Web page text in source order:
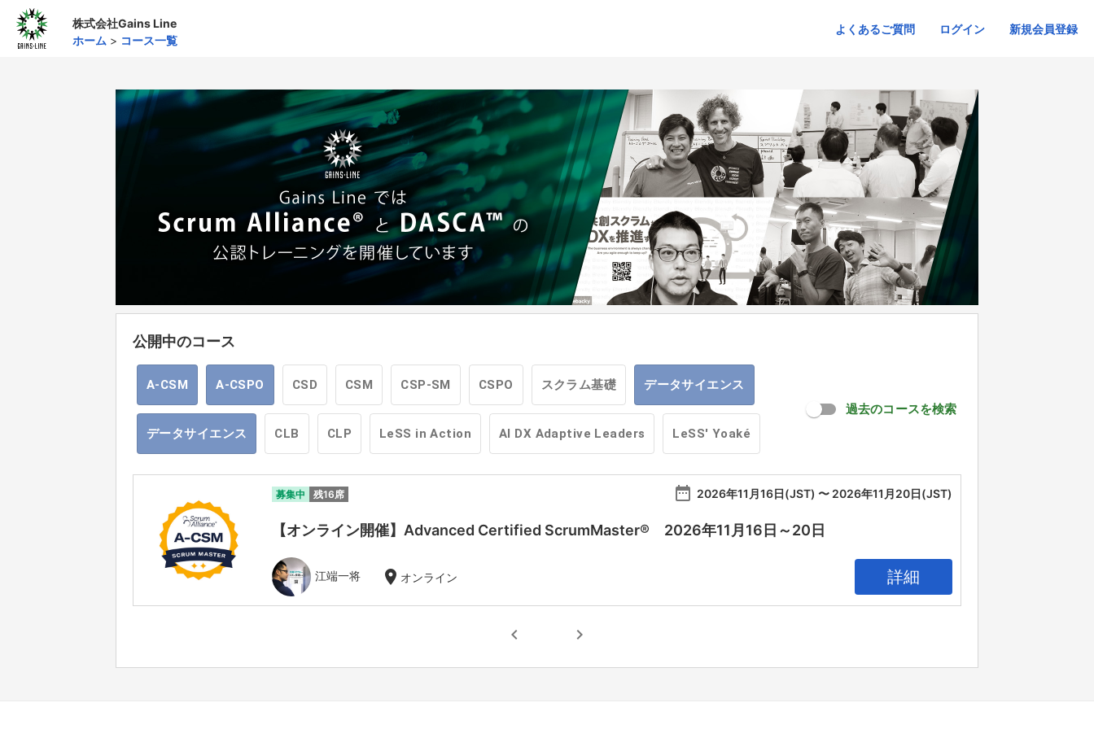
株式会社Gains Line
ホーム > コース一覧
よくあるご質問 ログイン 新規会員登録
公開中のコース
A-CSM A-CSPO CSD CSM CSP-SM CSPO スクラム基礎 データサイエンス
データサイエンス CLB CLP LeSS in Action AI DX Adaptive Leaders LeSS' Yoaké
過去のコースを検索
募集中 残16席 date_range 2026年11月16日(JST) 〜 2026年11月20日(JST)
【オンライン開催】Advanced Certified ScrumMaster® 2026年11月16日～20日
江端一将 location_on オンライン 詳細
chevron_left chevron_right